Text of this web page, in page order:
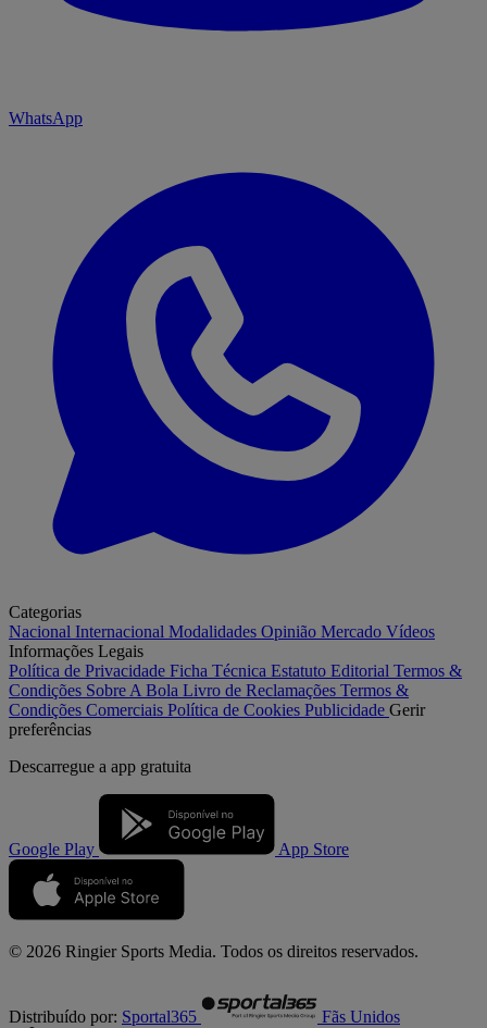
WhatsApp
Categorias
Nacional Internacional Modalidades Opinião Mercado Vídeos
Informações Legais
Política de Privacidade Ficha Técnica Estatuto Editorial Termos &
Condições Sobre A Bola Livro de Reclamações Termos &
Condições Comerciais Política de Cookies Publicidade Gerir
preferências
Descarregue a app gratuita
Google Play App Store
© 2026 Ringier Sports Media. Todos os direitos reservados.
Distribuído por: Sportal365 Fãs Unidos